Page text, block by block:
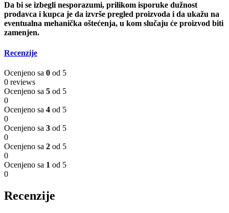
Da bi se izbegli nesporazumi, prilikom isporuke dužnost
prodavca i kupca je da izvrše pregled proizvoda i da ukažu na
eventualna mehanička oštećenja, u kom slučaju će proizvod biti
zamenjen.
Recenzije
Ocenjeno sa 0 od 5
0 reviews
Ocenjeno sa 5 od 5
0
Ocenjeno sa 4 od 5
0
Ocenjeno sa 3 od 5
0
Ocenjeno sa 2 od 5
0
Ocenjeno sa 1 od 5
0
Recenzije